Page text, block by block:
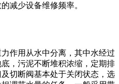
减少设备维修频率。
作用从水中分离，其中水经过
，污泥不断堆积浓缩，定期排
切断阀基本处于关闭状态，选